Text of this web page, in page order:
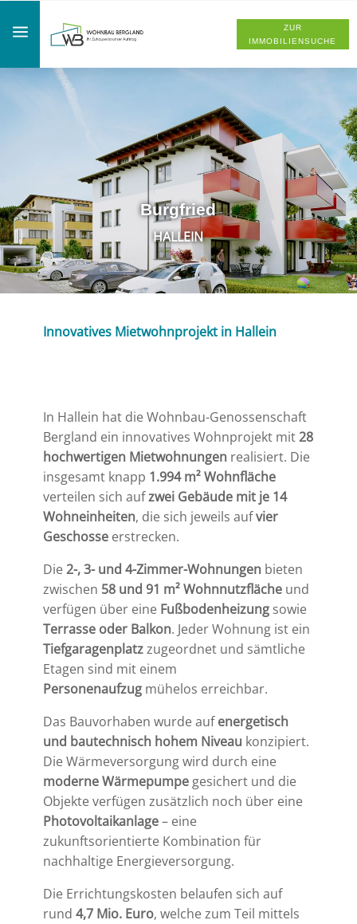
a
ZUR
IMMOBILIENSUCHE
Burgfried
HALLEIN
Innovatives Mietwohnprojekt in Hallein
In Hallein hat die Wohnbau-Genossenschaft
Bergland ein innovatives Wohnprojekt mit28
hochwertigen Mietwohnungenrealisiert. Die
insgesamt knapp 1.994 m² Wohnfläche
verteilen sich aufzwei Gebäude mit je 14
Wohneinheiten, die sich jeweils aufvier
Geschosseerstrecken.
Die2-, 3- und 4-Zimmer-Wohnungenbieten
zwischen 58 und 91 m² Wohnnutzflächeund
verfügen über eine Fußbodenheizungsowie
Terrasse oder Balkon. Jeder Wohnung ist ein
Tiefgaragenplatzzugeordnet und sämtliche
Etagen sind mit einem
Personenaufzugmühelos erreichbar.
Das Bauvorhaben wurde aufenergetisch
und bautechnisch hohem Niveau konzipiert.
Die Wärmeversorgung wird durch eine
moderne Wärmepumpegesichert und die
Objekte verfügen zusätzlich noch über eine
Photovoltaikanlage– eine
zukunftsorientierte Kombination für
nachhaltige Energieversorgung.
Die Errichtungskosten belaufen sich auf
rund 4,7 Mio. Euro, welche zum Teil mittels